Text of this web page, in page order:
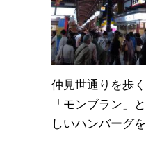
仲見世通りを歩
「モンブラン」
しいハンバーグを